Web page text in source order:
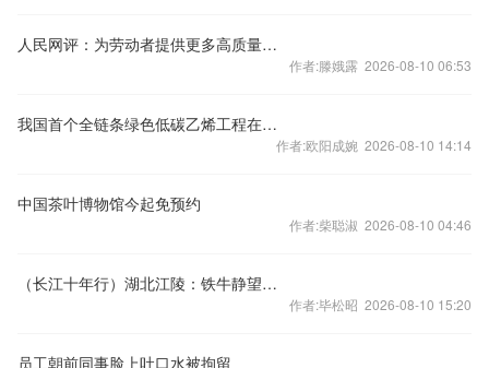
人民网评：为劳动者提供更多高质量就业公共服务
作者:滕娥露 2026-08-10 06:53
我国首个全链条绿色低碳乙烯工程在新疆库尔勒投产
作者:欧阳成婉 2026-08-10 14:14
中国茶叶博物馆今起免预约
作者:柴聪淑 2026-08-10 04:46
（长江十年行）湖北江陵：铁牛静望处，十...
作者:毕松昭 2026-08-10 15:20
员工朝前同事脸上吐口水被拘留